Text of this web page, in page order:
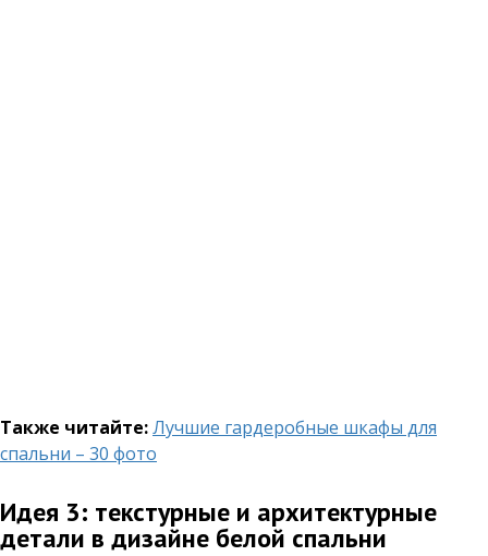
Также читайте:Лучшие гардеробные шкафы для
спальни – 30 фото
Идея 3: текстурные и архитектурные
детали в дизайне белой спальни